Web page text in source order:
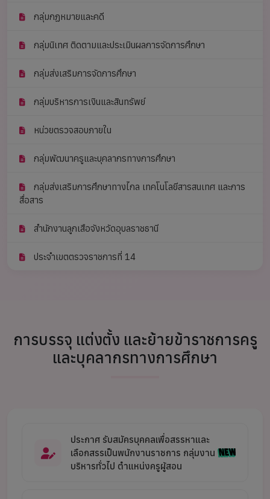
กลุ่มกฏหมายและคดี
กลุ่มนิเทศ ติดตามและประเมินผลการจัดการศึกษา
กลุ่มส่งเสริมการจัดการศึกษา
กลุ่มบริหารการเงินและสินทรัพย์
หน่วยตรวจสอบภายใน
กลุ่มพัฒนาครูและบุคลากรทางการศึกษา
กลุ่มส่งเสริมการศึกษาทางไกล เทคโนโลยีสารสนเทศ และการ
สื่อสาร
สำนักงานลูกเสือจังหวัดอุบลราชธานี
ประจำเขตตรวจราชการที่ 14
การบรรจุ แต่งตั้ง และย้ายข้าราชการครู
และบุคลากรทางการศึกษา
ประกาศ รับสมัครบุคคลเพื่อสรรหาและ
เลือกสรรเป็นพนักงานราชการ กลุ่มงาน
บริหารทั่วไป ตำแหน่งครูผู้สอน